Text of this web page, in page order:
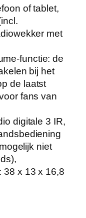
of tablet,
met
functie: de
bij het
de laatst
fans van
digitale 3 IR,
niet
38 x 13 x 16,8